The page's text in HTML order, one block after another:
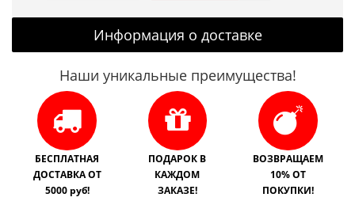
Информация о доставке
Наши уникальные преимущества!
БЕСПЛАТНАЯ
ДОСТАВКА ОТ
5000 руб!
ПОДАРОК В
КАЖДОМ
ЗАКАЗЕ!
ВОЗВРАЩАЕМ
10% ОТ
ПОКУПКИ!